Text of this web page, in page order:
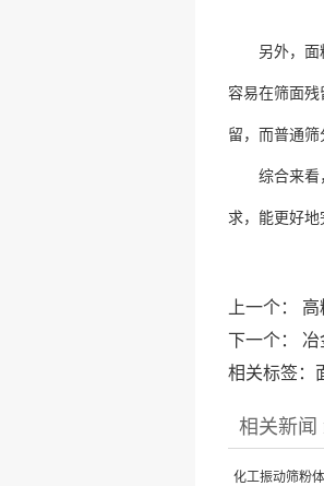
另外，面粉
容易在筛面
留，而普通筛
综合来看，
求，能更好地
上一个：
高
下一个：
冶
相关标签：
相关新闻
化工振动筛粉